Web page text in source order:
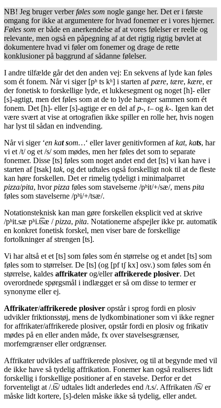
NB! Jeg bruger verberføles som nogle gange her. Det er i første
omgang for ikke at argumentere for hvad fonemer er i vores hjerner.
Føles som er både en anerkendelse af at vores følelser er reelle og
relevante, men også en påpegning af at det rigtig rigtig bøvlet at
dokumentere hvad vi føler om fonemer og drage de rette
konklusioner på baggrund af sådanne følelser.
I andre tilfælde går det den anden vej: En sekvens af lyde kan føles
som ét fonem. Når vi siger [pʰ ts kʰ] i starten afpære, tære, kære, er
der fonetisk to forskellige lyde, et lukkesegment og noget [h]- eller
[s]-agtigt, men det føles som at de to lyde hænger sammen som ét
fonem. Det [h]- eller [s]-agtige er en del afp-, t– og k-. Igen kan det
være svært at vise at ortografien ikke spiller en rolle her, hvis nogen
har lyst til sådan en indvending.
Når vi siger ‘en kat som…‘ eller laver genitivformen afkat, kats, har
vi et /t/ og et /s/ som mødes, men her føles det som to separate
fonemer. Disse [ts] føles som noget andet end det [ts] vi kan have i
starten af [tsak] tak, og det udtales også forskelligt nok til at de fleste
kan høre forskellen. Det er rimelig tydeligt i minimalparret
pizza/pita, hvorpizza føles som stavelserne /pʰit/+/sæ/, mens pita
føles som stavelserne /pʰi/+/tsæ/.
Notationsteknisk kan man gøre forskellen eksplicit ved at skrive
/pʰit.sæ pʰi.t͡sæ /pizza, pita. Notationerne afspejler ikke pr. automatik
en konkret fonetisk forskel, men viser bare de forskellige
fortolkninger af strengen [ts].
Vi har altså et et [ts] som føles som én størrelse og et andet [ts] som
føles som to størrelser. De [ts] (og [pf tʃ kx] osv.) som føles som én
størrelse, kaldes affrikater og/elleraffrikerede plosiver. Det
overordnede spørgsmål i indlægget er så om disse to termer er
synonyme eller ej.
Affrikater/affrikerede plosiver opstår i sprog fordi en plosiv
udvikler friktionsstøj, mens de lydkombinationer som vi ikke regner
for affrikater/affrikerede plosiver, opstår fordi en plosiv og frikativ
mødes på en eller anden måde, fx over stavelsesgrænser,
morfemgrænser eller ordgrænser.
Affrikater udvikles af uaffrikerede plosiver, og til at begynde med vil
de ikke have så tydelig affrikation. Fonemer kan også realiseres lidt
forskellig i forskellige positioner af en stavelse. Derfor er det
forventeligt at /.t͡s/ udtales lidt anderledes end /t.s/. Affrikaten /t͡s/ er
måske lidt kortere, [s]-delen måske ikke så tydelig, eller andet.